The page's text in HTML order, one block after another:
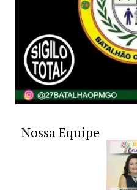
Nossa Equipe